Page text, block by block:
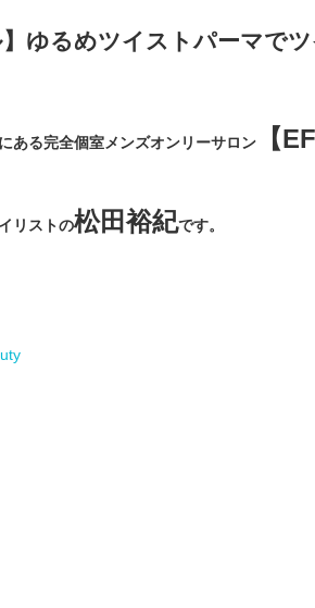
】ゆるめツイストパーマで
ある完全個室メンズオンリーサロン【
リストの松田裕紀です。